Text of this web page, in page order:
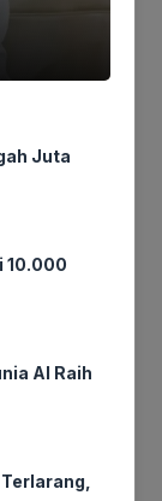
Juta
10.000
AI Raih